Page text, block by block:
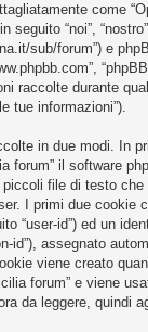
come
seguito “noi”,
sub/forum”) e
raccolte durante
tue informazioni”).
in due modi. In
forum” il software
file di testo
I primi due cookie
“user-id”) ed un
id”), assegnato
viene creato
forum” e viene
da leggere, quindi